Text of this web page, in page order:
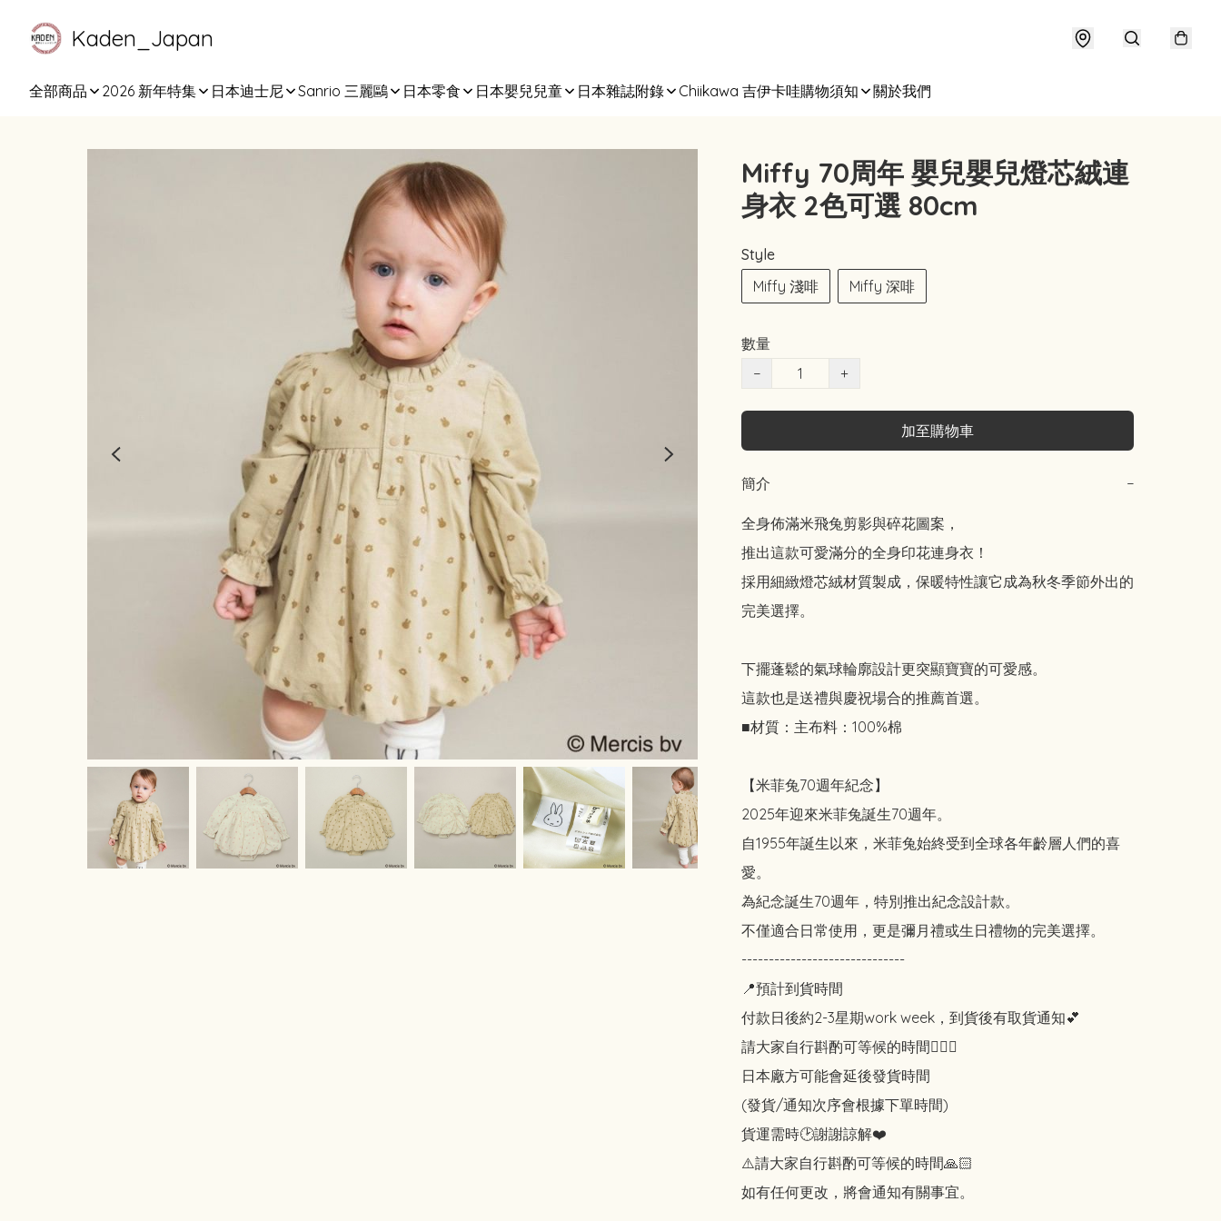
Kaden_Japan
全部商品 2026 新年特集 日本迪士尼 Sanrio 三麗鷗 日本零食 日本嬰兒兒童 日本雜誌附錄 Chiikawa 吉伊卡哇購物須知 關於我們
Miffy 70周年 嬰兒嬰兒燈芯絨連
身衣 2色可選 80cm
Style
Miffy 淺啡
Miffy 深啡
數量
−
+
加至購物車
簡介 −
全身佈滿米飛兔剪影與碎花圖案，
推出這款可愛滿分的全身印花連身衣！
採用細緻燈芯絨材質製成，保暖特性讓它成為秋冬季節外出的
完美選擇。
下擺蓬鬆的氣球輪廓設計更突顯寶寶的可愛感。
這款也是送禮與慶祝場合的推薦首選。
■材質：主布料：100%棉
【米菲兔70週年紀念】
2025年迎來米菲兔誕生70週年。
自1955年誕生以來，米菲兔始終受到全球各年齡層人們的喜
愛。
為紀念誕生70週年，特別推出紀念設計款。
不僅適合日常使用，更是彌月禮或生日禮物的完美選擇。
------------------------------
📍預計到貨時間
付款日後約2-3星期work week，到貨後有取貨通知💕
請大家自行斟酌可等候的時間🙇🏻‍♀️
日本廠方可能會延後發貨時間
(發貨/通知次序會根據下單時間)
貨運需時🕑謝謝諒解❤️
⚠️請大家自行斟酌可等候的時間🙏🏻
如有任何更改，將會通知有關事宜。